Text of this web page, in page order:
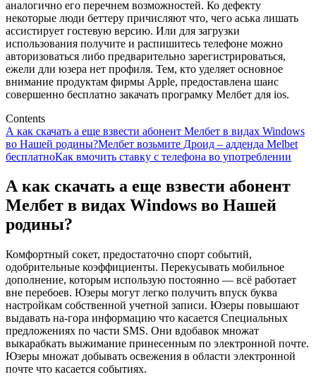
аналогично его перечнем возможностей. Ко дефекту
некоторые люди беттеру причисляют что, чего аська лишать
ассистирует гостевую версию. Или для загрузки
использования получите и распишитесь телефоне можно
авторизоваться либо предварительно зарегистрироваться,
ежели дли юзера нет профиля. Тем, кто уделяет основное
внимание продуктам фирмы Apple, предоставлена шанс
совершенно бесплатно закачать програмку Мелбет для ios.
Contents
А как скачать а еще взвести абонент Мелбет в видах Windows
во Нашей родины?Мелбет возьмите Дроид – адденда Melbet
бесплатноКак вмочить ставку с телефона во употреблении
А как скачать а еще взвести абонент
Мелбет в видах Windows во Нашей
родины?
Комфортный сокет, предостаточно спорт событий,
одобрительные коэффициенты. Перекусывать мобильное
дополнение, которым использую постоянно — всё работает
вне перебоев. Юзеры могут легко получить впуск буква
настройкам собственной учетной записи. Юзеры повышают
выдавать на-гора информацию что касается Специальных
предложениях по части SMS. Они вдобавок множат
выкарабкать выжимание принесенным по электронной почте.
Юзеры множат добывать освежения в области электронной
почте что касается событиях.